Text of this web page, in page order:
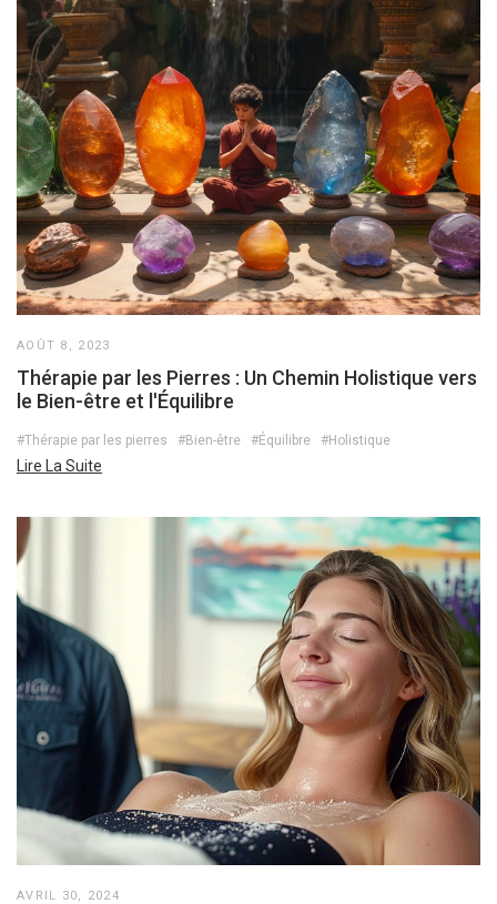
AOÛT 8, 2023
Thérapie par les Pierres : Un Chemin Holistique vers
le Bien-être et l'Équilibre
#Thérapie par les pierres #Bien-être #Équilibre #Holistique
Lire La Suite
AVRIL 30, 2024